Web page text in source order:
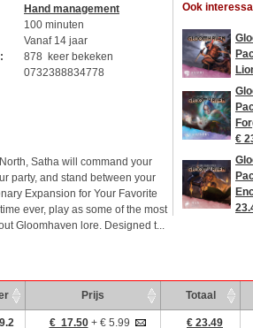
Hand management
100 minuten
Vanaf 14 jaar
878 keer bekeken
0732388834778
Satha will command your
party, and stand between your
Expansion for Your Favorite
ever, play as some of the most
Gloomhaven lore. Designed t...
Ook
€
Prijs Totaal
€ 17.50+ € 5.99 € 23.49